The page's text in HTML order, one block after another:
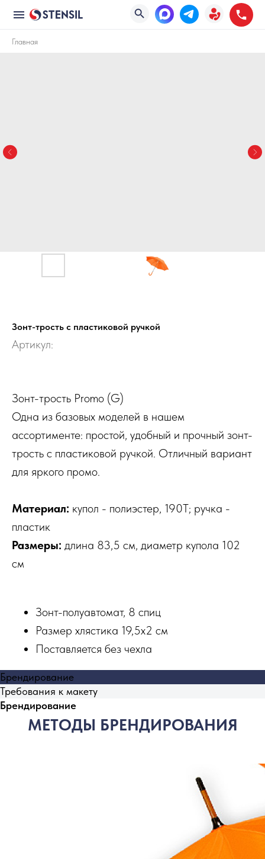
Главная
Зонт-трость с пластиковой ручкой
Артикул:
Зонт-трость Promo (G)
Одна из базовых моделей в нашем
ассортименте: простой, удобный и прочный зонт-
трость с пластиковой ручкой. Отличный вариант
для яркого промо.
Материал: купол - полиэстер, 190T; ручка -
пластик
Размеры: длина 83,5 см, диаметр купола 102
см
Зонт-полуавтомат, 8 спиц
Размер хлястика 19,5х2 см
Поставляется без чехла
Брендирование
Требования к макету
Брендирование
МЕТОДЫ БРЕНДИРОВАНИЯ